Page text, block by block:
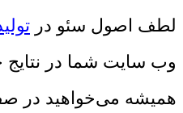
لطف اصول سئو در
وب سایت شما در نتایج
همیشه می‌خواهید در